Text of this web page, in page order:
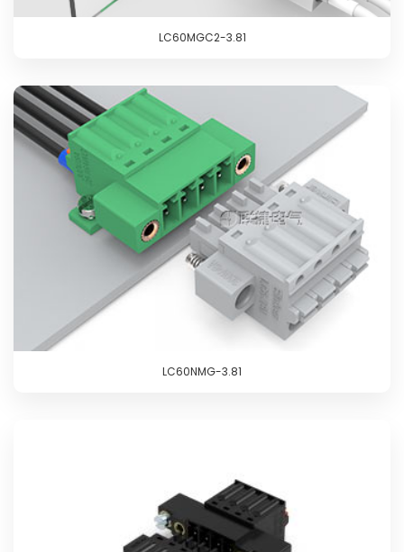
LC60MGC2-3.81
LC60NMG-3.81